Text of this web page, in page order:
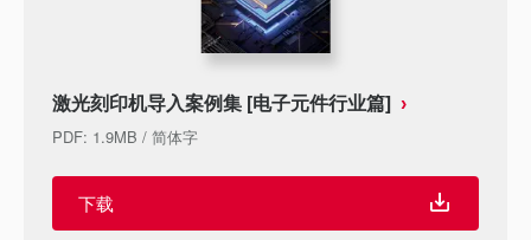
激光刻印机导入案例集 [电子元件行业篇]
PDF: 1.9MB / 简体字
下载